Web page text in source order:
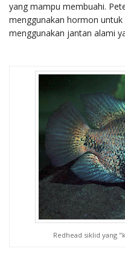
yang mampu membuahi.
menggunakan hormon
menggunakan jantan alami
Redhead siklid yang